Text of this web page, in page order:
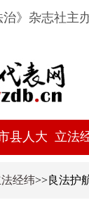
》杂志社主
县人大 立法
经纬>>良法护